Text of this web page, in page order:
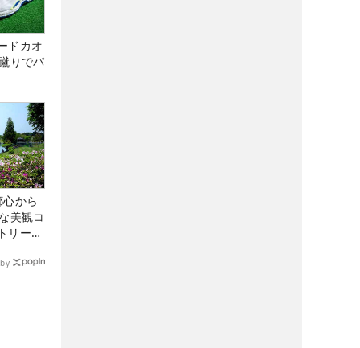
ドカオ
りでパ
から
美観コ
リー俱